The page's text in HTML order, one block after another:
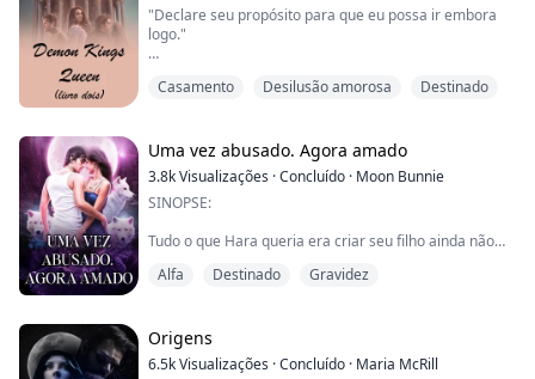
Quebrando as correntes que prendiam seus poderes,
Alora é libertada da família que a odeia e ganha uma
nova f...
"Declare seu propósito para que eu possa ir embora
logo."
não vê há um tempo?"
nem me dou ao trabalho de cumprimentar essa
pessoa. Considere-se sortudo."
"Não sabia que a princesa da lua podia conter tanto
"O que posso dizer?" Ela se abaixou no chão. Agora a
diferença de altura ent...
Casamento Desilusão amorosa Destinado
Uma vez abusado. Agora amado
3.8kVisualizações ·Concluído · Moon Bunnie
SINOPSE:
Tudo o que Hara queria era criar seu filho ainda não
Roland.
dos lobisomens, e Hara a escolheu como seu refúgio
seguro.
Alfa Destinado Gravidez
Origens
6.5kVisualizações ·Concluído · Maria McRill